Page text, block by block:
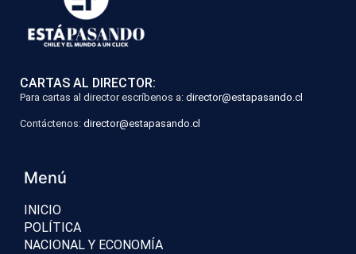
CARTAS AL DIRECTOR:
Para cartas al director escríbenos a: director@estapasando.cl
Contáctenos: director@estapasando.cl
Menú
INICIO
POLÍTICA
NACIONAL Y ECONOMÍA